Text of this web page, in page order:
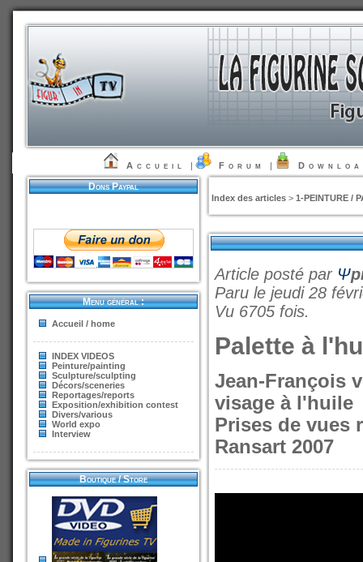
Accueil | Forum |
Dons Paypal
Menu général :
Accueil / home
INDEX VIDEOS
Peinture/painting
Sculpture/sculpting
Décors/sceneries
Reportages/reports
Exposition/exhibition contest
Divers/various
World expo
Interview
Boutique / Store
Index des articles> 1-PEINTURE /
Article posté par Ψ
Paru le jeudi 28
Vu 6705 fois.
Palette à
Jean-François
visage à l'huile
Prises de vues
Ransart 2007